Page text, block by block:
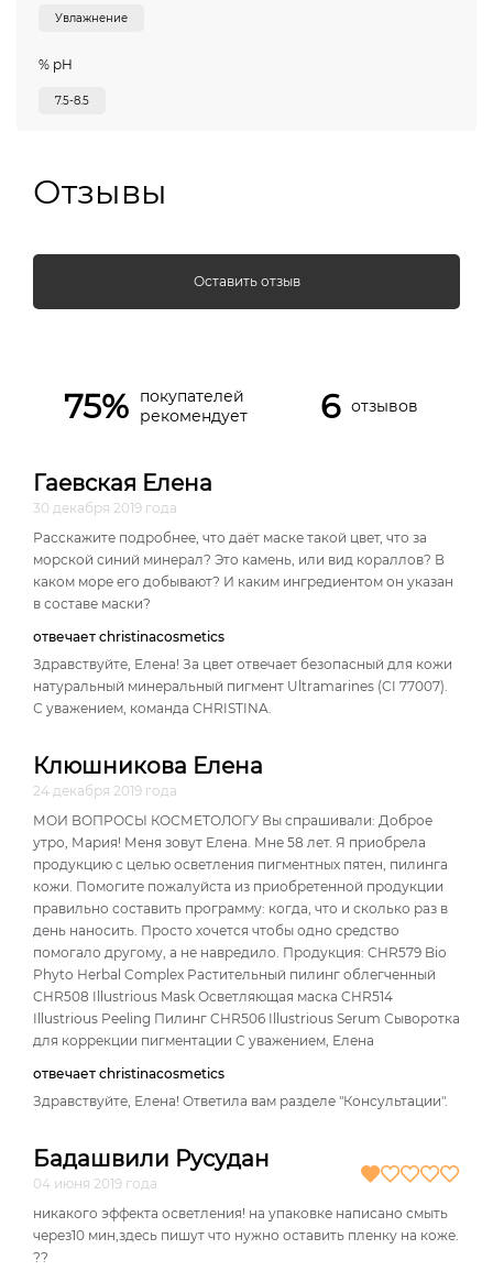
Увлажнение
% pH
7.5-8.5
Отзывы
Оставить отзыв
75%
покупателей
рекомендует
6 отзывов
Гаевская Елена
30 декабря 2019 года
Расскажите подробнее, что даёт маске такой цвет, что за
морской синий минерал? Это камень, или вид кораллов? В
каком море его добывают? И каким ингредиентом он указан
в составе маски?
отвечает christinacosmetics
Здравствуйте, Елена! За цвет отвечает безопасный для кожи
натуральный минеральный пигмент Ultramarines (CI 77007).
С уважением, команда CHRISTINA.
Клюшникова Елена
24 декабря 2019 года
МОИ ВОПРОСЫ КОСМЕТОЛОГУ Вы спрашивали: Доброе
утро, Мария! Меня зовут Елена. Мне 58 лет. Я приобрела
продукцию с целью осветления пигментных пятен, пилинга
кожи. Помогите пожалуйста из приобретенной продукции
правильно составить программу: когда, что и сколько раз в
день наносить. Просто хочется чтобы одно средство
помогало другому, а не навредило. Продукция: CHR579 Bio
Phyto Нerbal Complex Растительный пилинг облегченный
CHR508 Illustrious Mask Осветляющая маска CHR514
Illustrious Peeling Пилинг CHR506 Illustrious Serum Сыворотка
для коррекции пигментации С уважением, Елена
отвечает christinacosmetics
Здравствуйте, Елена! Ответила вам разделе "Консультации".
Бадашвили Русудан
04 июня 2019 года
никакого эффекта осветления! на упаковке написано смыть
через10 мин,здесь пишут что нужно оставить пленку на коже.
??